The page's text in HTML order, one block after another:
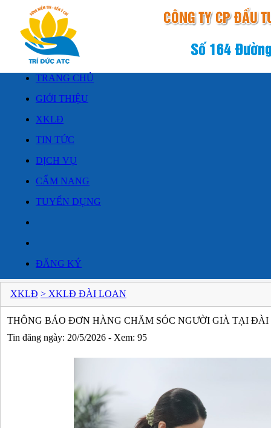
TRANG CHỦ
GIỚI THIỆU
XKLĐ
TIN TỨC
DỊCH VỤ
CẨM NANG
TUYỂN DỤNG
ĐĂNG KÝ
XKLĐ > XKLĐ ĐÀI LOAN
THÔNG BÁO ĐƠN HÀNG CHĂM SÓC NGƯỜI GIÀ TẠI
Tin đăng ngày: 20/5/2026 - Xem: 95